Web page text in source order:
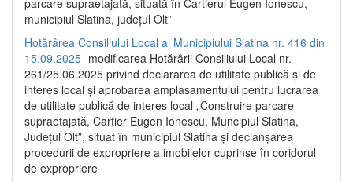
municipiul Slatina, județul Olt”
Hotărârea Consiliului Local al Municipiului Slatina nr. 416 din
15.09.2025- modificarea Hotărârii Consiliului Local nr.
261/25.06.2025 privind declararea de utilitate publică și de
interes local și aprobarea amplasamentului pentru lucrarea
de utilitate publică de interes local „Construire parcare
supraetajată, Cartier Eugen Ionescu, Muncipiul Slatina,
Județul Olt”, situat în municipiul Slatina și declanșarea
procedurii de expropriere a imobilelor cuprinse în coridorul
de expropriere